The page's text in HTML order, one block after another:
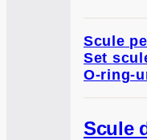
Scule
Set
O-ring-
Scule